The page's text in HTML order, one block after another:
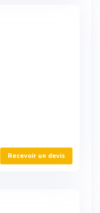
Recevoir un devis